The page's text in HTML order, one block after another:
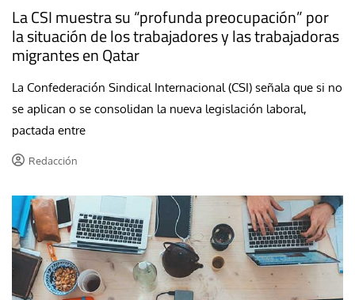
La CSI muestra su “profunda preocupación” por
la situación de los trabajadores y las trabajadoras
migrantes en Qatar
La Confederación Sindical Internacional (CSI) señala que si no
se aplican o se consolidan la nueva legislación laboral,
pactada entre
Redacción